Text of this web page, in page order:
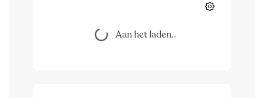
Instellingen
Aan het laden... Aan het laden...